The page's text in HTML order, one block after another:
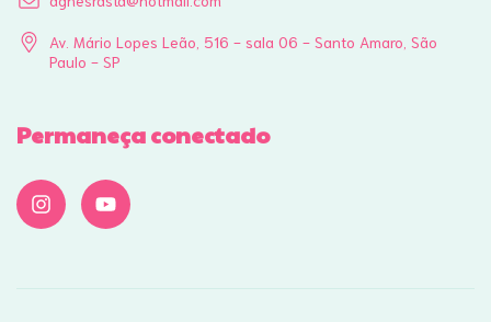
Av. Mário Lopes Leão, 516 - sala 06 - Santo Amaro, São
Paulo - SP
Permaneça conectado